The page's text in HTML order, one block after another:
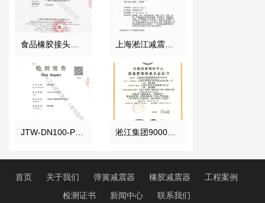
食品橡胶接头检测证书 上海淞江减震器集团南通有限公司准予设立登记通知书
首页 关于我们 弹簧减震器 橡胶减震器
工程案例
检测证书
新闻中心 联系我们